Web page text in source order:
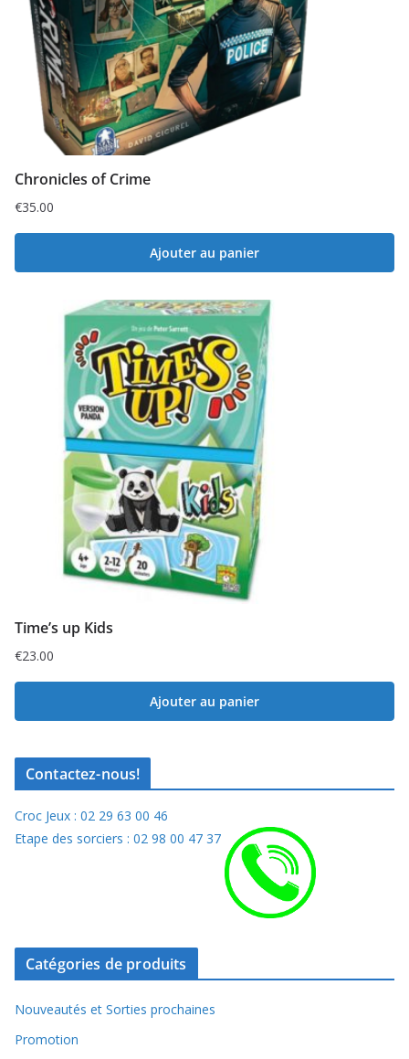
Chronicles of Crime
€35.00
Ajouter au panier
Time’s up Kids
€23.00
Ajouter au panier
Contactez-nous!
Croc Jeux : 02 29 63 00 46
Etape des sorciers : 02 98 00 47 37
Catégories de produits
Nouveautés et Sorties prochaines
Promotion